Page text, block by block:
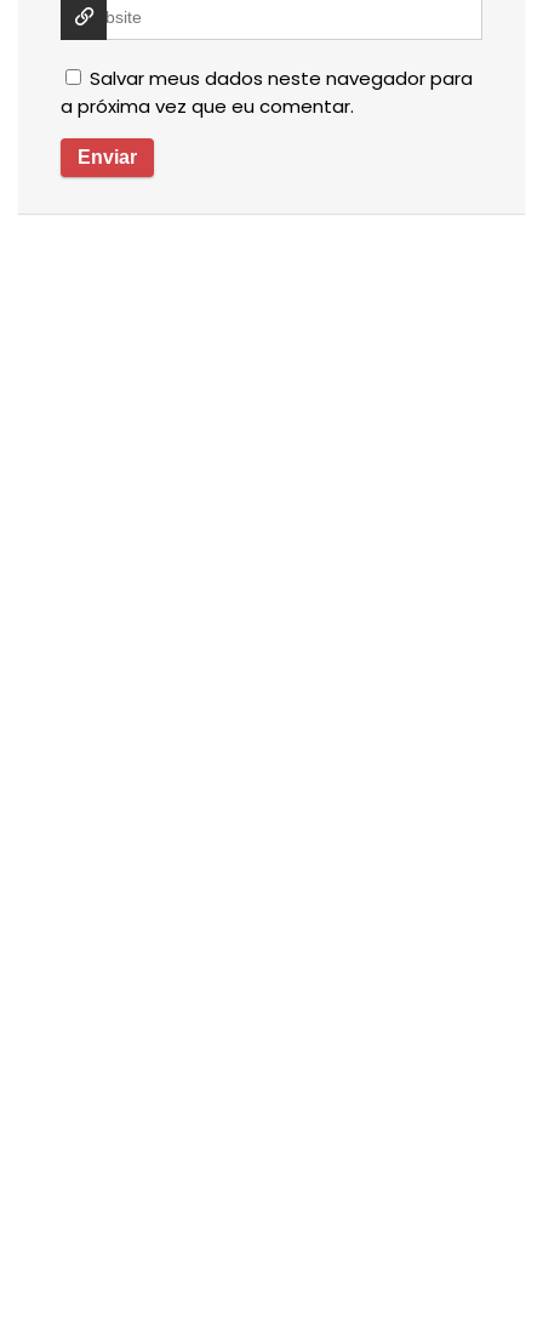
Salvar meus dados neste navegador para
a próxima vez que eu comentar.